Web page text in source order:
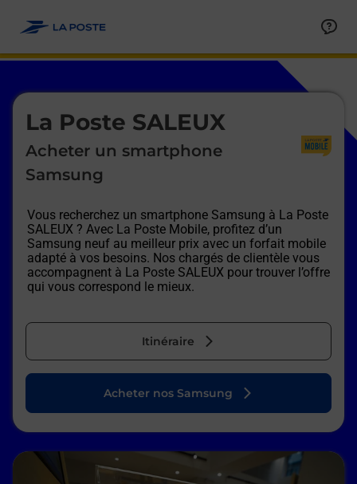
La Poste SALEUX
Acheter un smartphone
Samsung
Vous recherchez un smartphone Samsung à La Poste
SALEUX ? Avec La Poste Mobile, profitez d’un
Samsung neuf au meilleur prix avec un forfait mobile
adapté à vos besoins. Nos chargés de clientèle vous
accompagnent à La Poste SALEUX pour trouver l’offre
qui vous correspond le mieux.
Itinéraire
Le lien s'ouvre dans un nouvel onglet
Acheter nos Samsung